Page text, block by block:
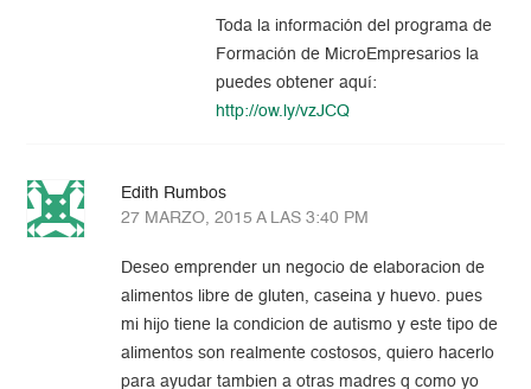
Toda la información del programa de
Formación de MicroEmpresarios la
puedes obtener aquí:
http://ow.ly/vzJCQ
Edith Rumbos
27 MARZO, 2015 A LAS 3:40 PM
Deseo emprender un negocio de elaboracion de
alimentos libre de gluten, caseina y huevo. pues
mi hijo tiene la condicion de autismo y este tipo de
alimentos son realmente costosos, quiero hacerlo
para ayudar tambien a otras madres q como yo